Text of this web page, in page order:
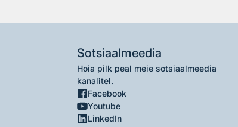
Sotsiaalmeedia
Hoia pilk peal meie sotsiaalmeedia
kanalitel.
Facebook
Youtube
LinkedIn